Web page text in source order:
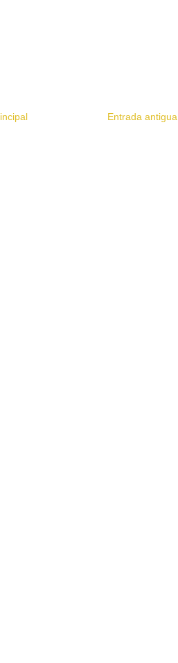
Entrada antigua